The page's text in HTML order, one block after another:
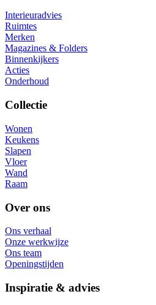
Interieuradvies
Ruimtes
Merken
Magazines & Folders
Binnenkijkers
Acties
Onderhoud
Collectie
Wonen
Keukens
Slapen
Vloer
Wand
Raam
Over ons
Ons verhaal
Onze werkwijze
Ons team
Openingstijden
Inspiratie & advies